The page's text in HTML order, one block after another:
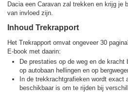
Dacia een Caravan zal trekken en krijg je
van invloed zijn.
Inhoud Trekrapport
Het Trekrapport omvat ongeveer 30
E-book met daarin:
De prestaties op de weg en de kracht
op autobaan hellingen en op
In de trekkracht­grafieken wordt exact
beschikbaar is om te rijden bij